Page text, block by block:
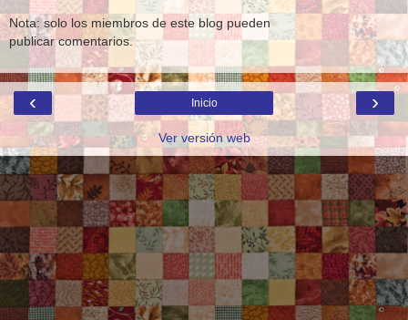
Nota: solo los miembros de este blog pueden
publicar comentarios.
‹ ›
Inicio
Ver versión web